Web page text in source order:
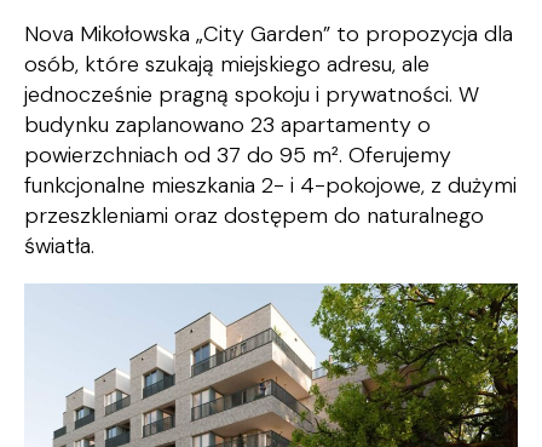
Nova Mikołowska „City Garden” to propozycja dla
osób, które szukają miejskiego adresu, ale
jednocześnie pragną spokoju i prywatności. W
budynku zaplanowano 23 apartamenty o
powierzchniach od 37 do 95 m². Oferujemy
funkcjonalne mieszkania 2- i 4-pokojowe, z dużymi
przeszkleniami oraz dostępem do naturalnego
światła.